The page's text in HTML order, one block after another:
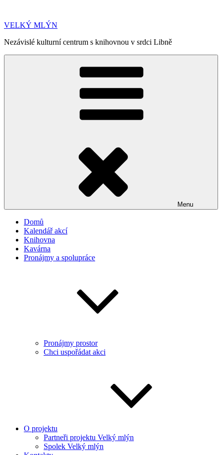
obsahu
VELKÝ MLÝN
Nezávislé kulturní centrum s knihovnou v srdci Libně
Menu
Domů
Kalendář akcí
Knihovna
Kavárna
Pronájmy a spolupráce
Pronájmy prostor
Chci uspořádat akci
O projektu
Partneři projektu Velký mlýn
Spolek Velký mlýn